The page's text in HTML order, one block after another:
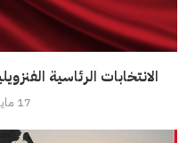
الانتخابات الرئاسية
17 مايو، 2018